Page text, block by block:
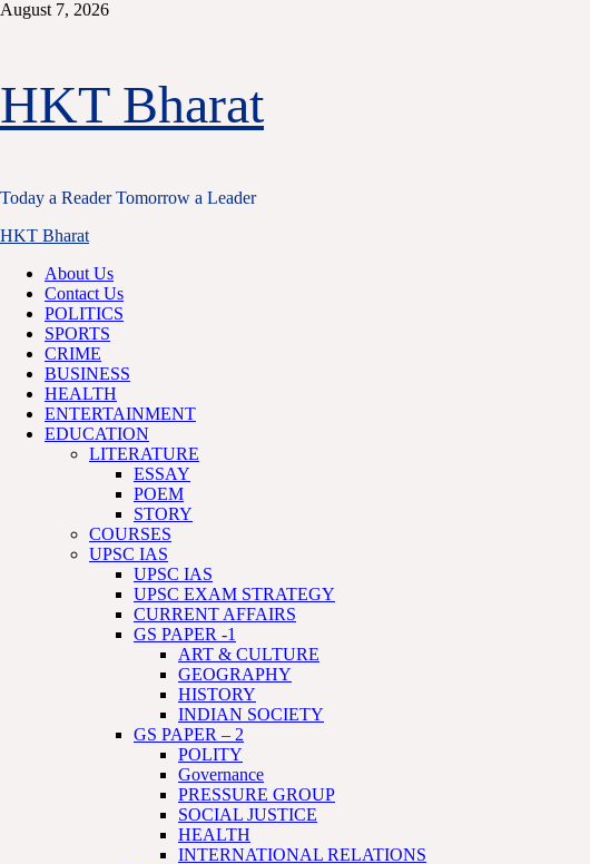
Skip
August 7, 2026
HKT Bharat
Today a Reader Tomorrow a Leader
Primary
HKT Bharat
About Us
Contact Us
POLITICS
SPORTS
CRIME
BUSINESS
HEALTH
ENTERTAINMENT
EDUCATION
LITERATURE
ESSAY
POEM
STORY
COURSES
UPSC IAS
UPSC IAS
UPSC EXAM STRATEGY
CURRENT AFFAIRS
GS PAPER -1
ART & CULTURE
GEOGRAPHY
HISTORY
INDIAN SOCIETY
GS PAPER – 2
POLITY
Governance
PRESSURE GROUP
SOCIAL JUSTICE
HEALTH
INTERNATIONAL RELATIONS